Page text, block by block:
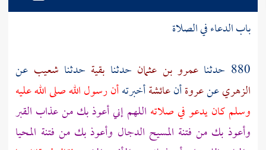
باب الدعاء في الصلاة
880 حدثنا
عمرو بن عثمان حدثنا بقية حدثنا شعيب عن
الزهريعنعروةأنعائشةأخبرتهأن رسول الله صلى الله عليه
وسلم كان يدعو في صلاته اللهم إني أعوذ بك من عذاب القبر
وأعوذ بك من فتنة المسيح الدجال وأعوذ بك من فتنة المحيا